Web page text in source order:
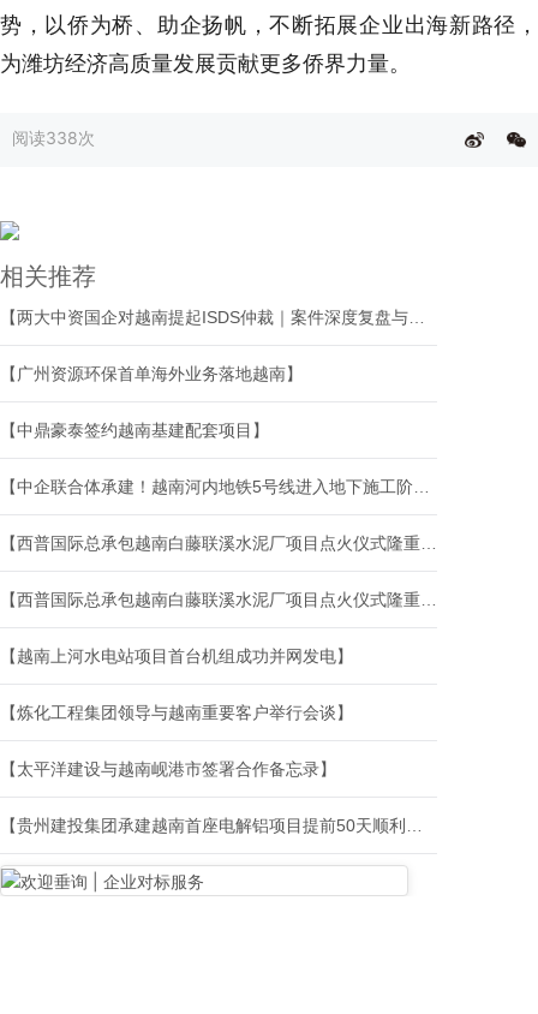
势，以侨为桥、助企扬帆，不断拓展企业出海新路径，
为潍坊经济高质量发展贡献更多侨界力量。
阅读338次
相关推荐
【两大中资国企对越南提起ISDS仲裁｜案件深度复盘与出海基建投资争端全链条应对】
【广州资源环保首单海外业务落地越南】
【中鼎豪泰签约越南基建配套项目】
【中企联合体承建！越南河内地铁5号线进入地下施工阶段】
【西普国际总承包越南白藤联溪水泥厂项目点火仪式隆重举行】
【西普国际总承包越南白藤联溪水泥厂项目点火仪式隆重举行】
【越南上河水电站项目首台机组成功并网发电】
【炼化工程集团领导与越南重要客户举行会谈】
【太平洋建设与越南岘港市签署合作备忘录】
【贵州建投集团承建越南首座电解铝项目提前50天顺利出铝！】